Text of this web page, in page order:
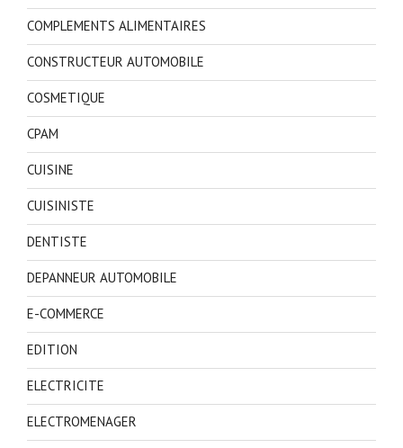
COMPLEMENTS ALIMENTAIRES
CONSTRUCTEUR AUTOMOBILE
COSMETIQUE
CPAM
CUISINE
CUISINISTE
DENTISTE
DEPANNEUR AUTOMOBILE
E-COMMERCE
EDITION
ELECTRICITE
ELECTROMENAGER